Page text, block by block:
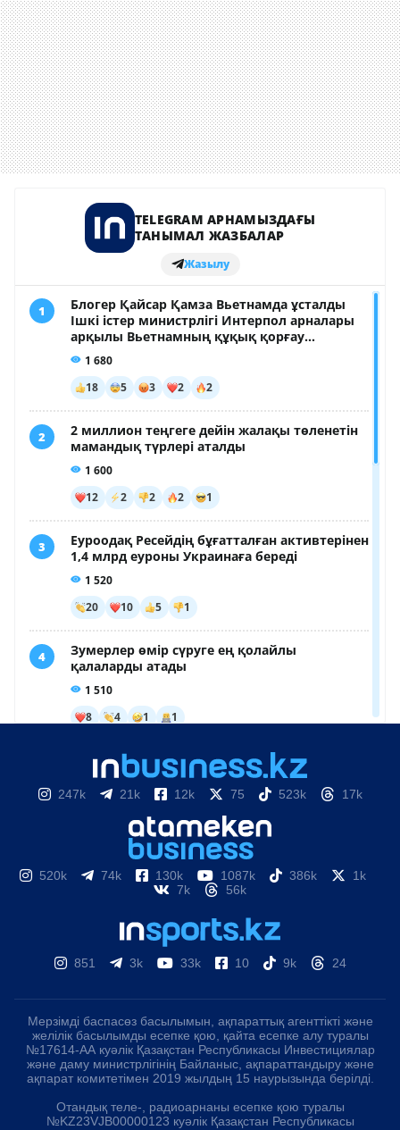
247k 21k 12k 75 523k 17k
520k 74k 130k 1087k 386k
1k
7k
56k
851 3k 33k 10 9k 24
Мерзімді баспасөз басылымын, ақпараттық агенттікті және
желілік басылымды есепке қою, қайта есепке алу туралы
№17614-АА куәлік Қазақстан Республикасы Инвестициялар
және даму министрлігінің Байланыс, ақпараттандыру және
ақпарат комитетімен 2019 жылдың 15 наурызында берілді.
Отандық теле-, радиоарнаны есепке қою туралы
№KZ23VJB00000123 куәлік Қазақстан Республикасы